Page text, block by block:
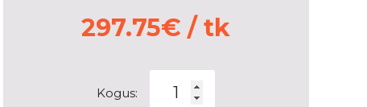
297.75€ / tk
Kogus:
PILOT